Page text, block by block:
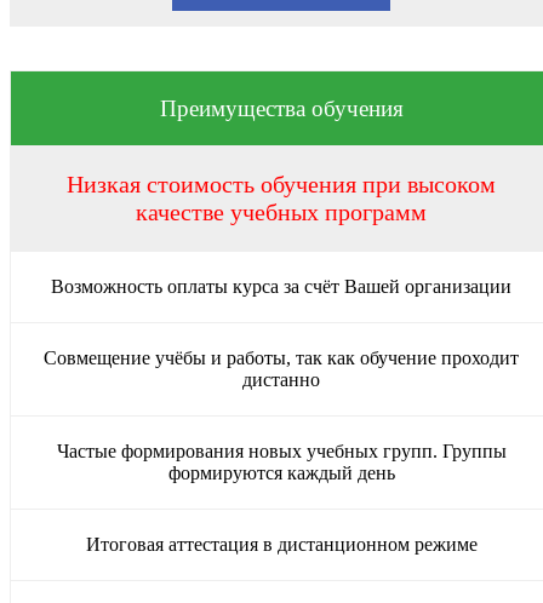
Преимущества обучения
Низкая стоимость обучения при высоком
качестве учебных программ
Возможность оплаты курса за счёт Вашей организации
Совмещение учёбы и работы, так как обучение проходит
дистанно
Частые формирования новых учебных групп. Группы
формируются каждый день
Итоговая аттестация в дистанционном режиме